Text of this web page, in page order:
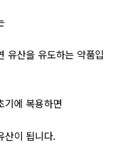
유산을 유도하는 약품입
기에 복용하면
산이 됩니다.